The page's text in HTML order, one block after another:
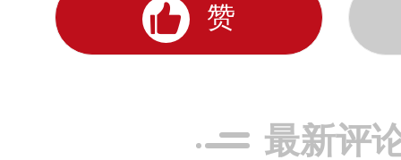
赞
最新评